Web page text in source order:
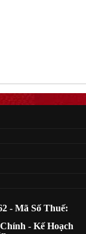
- Mã Số Thuế:
- Kế Hoạch